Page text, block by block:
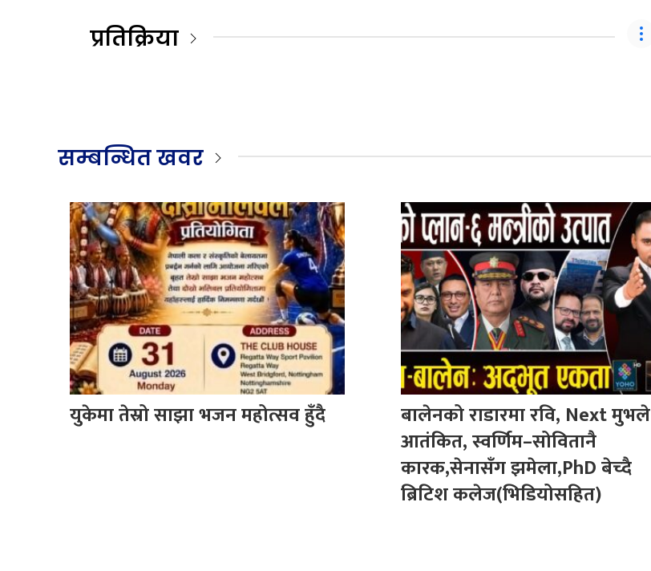
प्रतिक्रिया
सम्बन्धित खवर
युकेमा तेस्रो साझा भजन महोत्सव हुँदै
बालेनको राडारमा रवि, Next मुभले
आतंकित, स्वर्णिम–सोवितानै
कारक,सेनासँग झमेला,PhD बेच्दै
ब्रिटिश कलेज(भिडियोसहित)